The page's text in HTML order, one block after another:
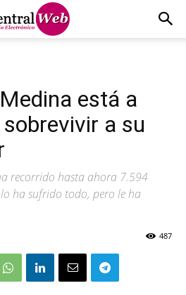
está a
a su
recorrido hasta ahora 7.594
ha sufrido todo, pero le ha
487